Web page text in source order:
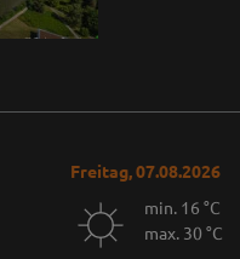
Freitag, 07.08.2026
min. 16 °C
max. 30 °C